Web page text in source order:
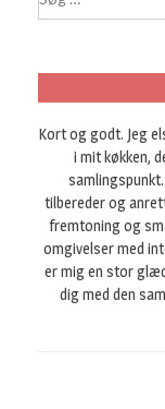
t
e
Kort og godt. Jeg
i mit køkken,
tilbereder og
fremtoning og
omgivelser med
er mig en stor
dig med den